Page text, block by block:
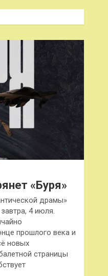
«Буря»
драмы»
4 июля.
прошлого века и
новых
страницы